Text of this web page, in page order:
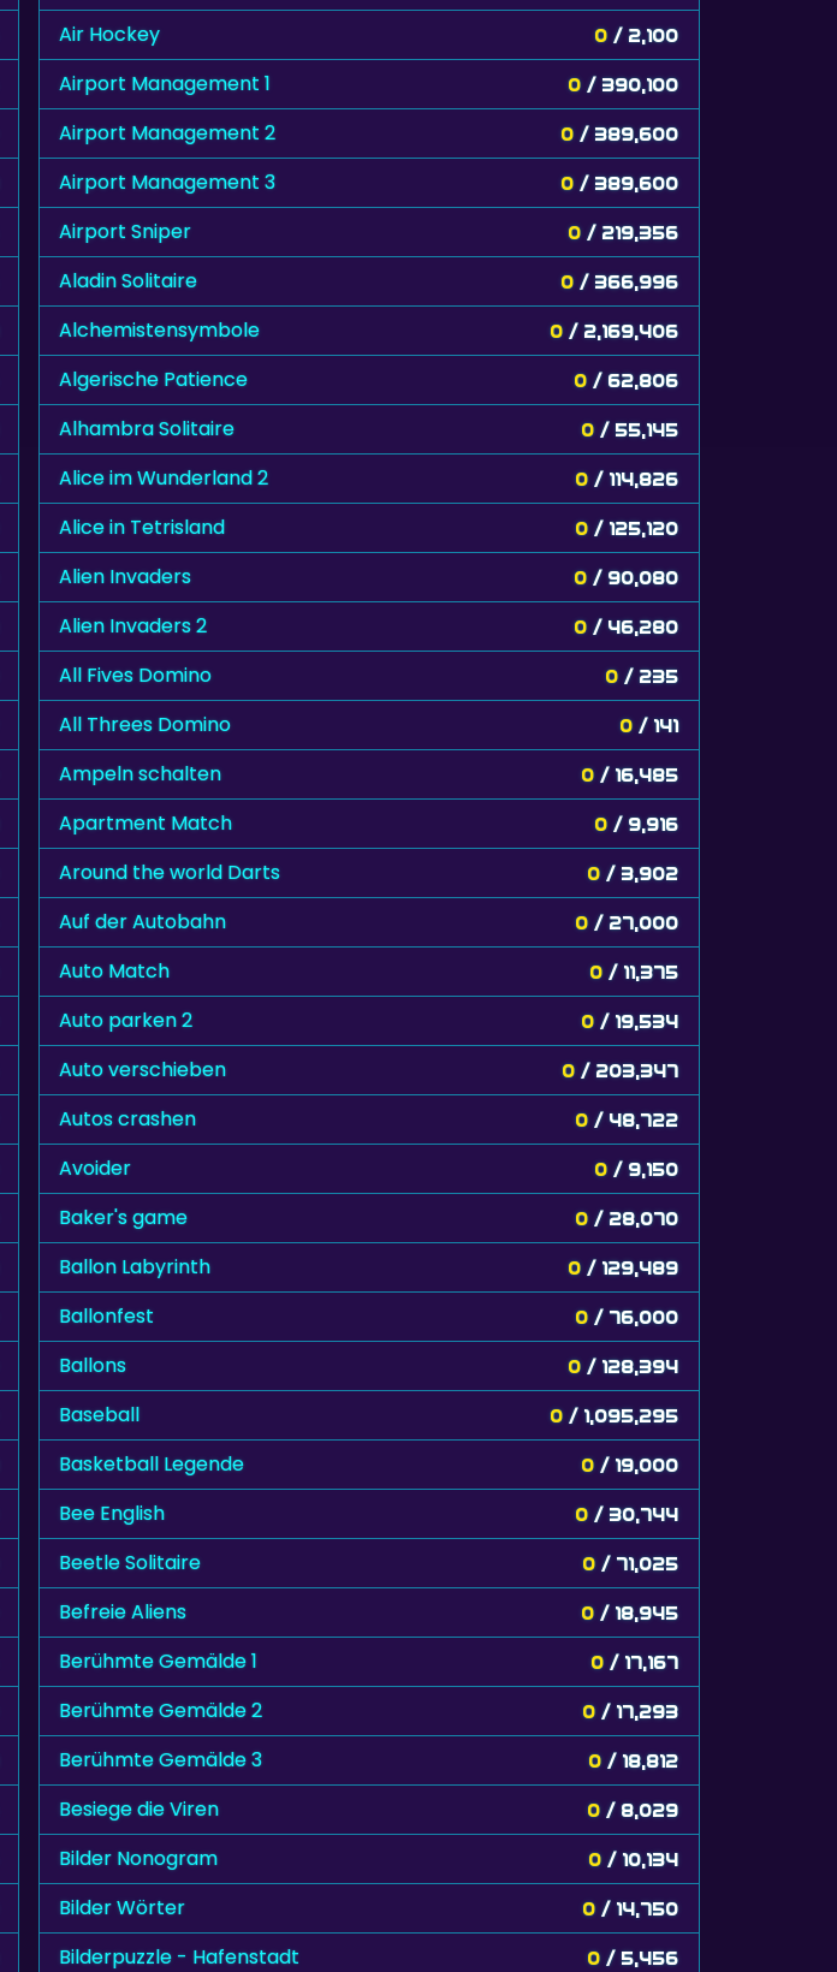
Air Hockey 0 / 2,100
Airport Management 1 0 / 390,100
Airport Management 2 0 / 389,600
Airport Management 3 0 / 389,600
Airport Sniper 0 / 219,356
Aladin Solitaire 0 / 366,996
Alchemistensymbole 0 / 2,169,406
Algerische Patience 0 / 62,806
Alhambra Solitaire 0 / 55,145
Alice im Wunderland 2 0 / 114,826
Alice in Tetrisland 0 / 125,120
Alien Invaders 0 / 90,080
Alien Invaders 2 0 / 46,280
All Fives Domino 0 / 235
All Threes Domino 0 / 141
Ampeln schalten 0 / 16,485
Apartment Match 0 / 9,916
Around the world Darts 0 / 3,902
Auf der Autobahn 0 / 27,000
Auto Match 0 / 11,375
Auto parken 2 0 / 19,534
Auto verschieben 0 / 203,347
Autos crashen 0 / 48,722
Avoider 0 / 9,150
Baker's game 0 / 28,070
Ballon Labyrinth 0 / 129,489
Ballonfest 0 / 76,000
Ballons 0 / 128,394
Baseball 0 / 1,095,295
Basketball Legende 0 / 19,000
Bee English 0 / 30,744
Beetle Solitaire 0 / 71,025
Befreie Aliens 0 / 18,945
Berühmte Gemälde 1 0 / 17,167
Berühmte Gemälde 2 0 / 17,293
Berühmte Gemälde 3 0 / 18,812
Besiege die Viren 0 / 8,029
Bilder Nonogram 0 / 10,134
Bilder Wörter 0 / 14,750
Bilderpuzzle - Hafenstadt 0 / 5,456